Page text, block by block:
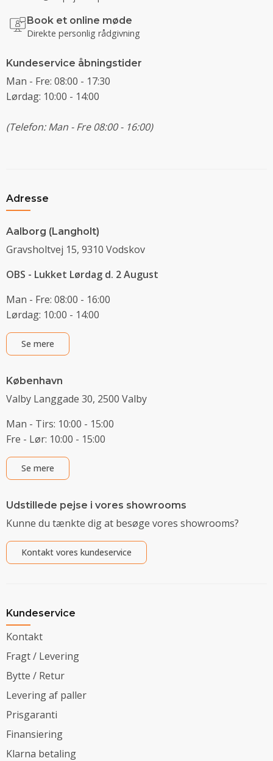
Book et online møde
Direkte personlig rådgivning
Kundeservice åbningstider
Man - Fre: 08:00 - 17:30
Lørdag: 10:00 - 14:00
(Telefon: Man - Fre 08:00 - 16:00)
Adresse
Aalborg (Langholt)
Gravsholtvej 15, 9310 Vodskov
OBS - Lukket Lørdag d. 2 August
Man - Fre: 08:00 - 16:00
Lørdag: 10:00 - 14:00
Se mere
København
Valby Langgade 30, 2500 Valby
Man - Tirs: 10:00 - 15:00
Fre - Lør: 10:00 - 15:00
Se mere
Udstillede pejse i vores showrooms
Kunne du tænkte dig at besøge vores showrooms?
Kontakt vores kundeservice
Kundeservice
Kontakt
Fragt / Levering
Bytte / Retur
Levering af paller
Prisgaranti
Finansiering
Klarna betaling